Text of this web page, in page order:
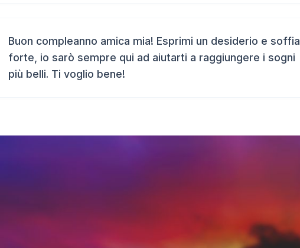
Buon compleanno amica mia! Esprimi un desiderio e soffia
forte, io sarò sempre qui ad aiutarti a raggiungere i sogni
più belli. Ti voglio bene!